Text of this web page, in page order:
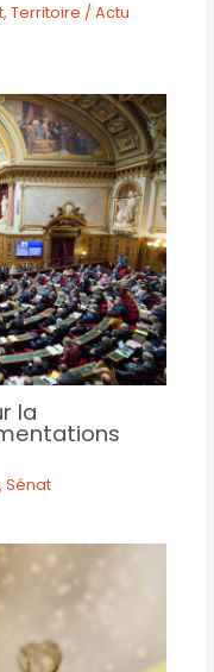
,Territoire / Actu
la
,Sénat